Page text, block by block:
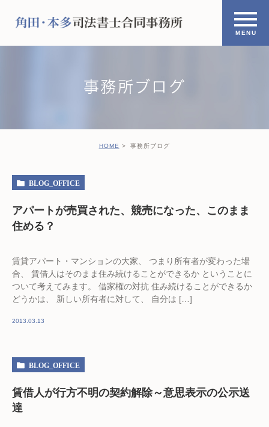
事務所ブログ
HOME 事務所ブログ
BLOG_OFFICE
アパートが売買された、競売になった、このまま
住める？
賃貸アパート・マンションの大家、 つまり所有者が変わった場
合、 賃借人はそのまま住み続けることができるか ということに
ついて考えてみます。 借家権の対抗 住み続けることができるか
どうかは、 新しい所有者に対して、 自分は […]
2013.03.13
BLOG_OFFICE
賃借人が行方不明の契約解除～意思表示の公示送
達